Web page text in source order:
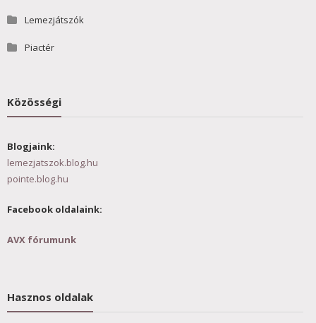
Lemezjátszók
Piactér
Közösségi
Blogjaink:
lemezjatszok.blog.hu
pointe.blog.hu
Facebook oldalaink:
AVX fórumunk
Hasznos oldalak